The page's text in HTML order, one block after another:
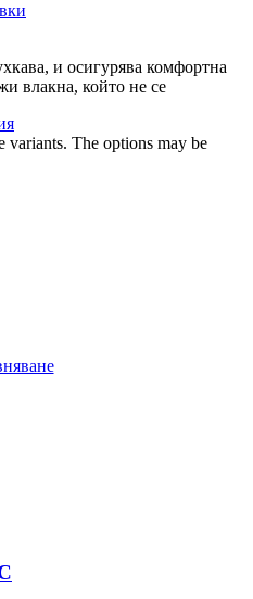
и осигурява комфортна
влакна, който не се
variants. The options may be